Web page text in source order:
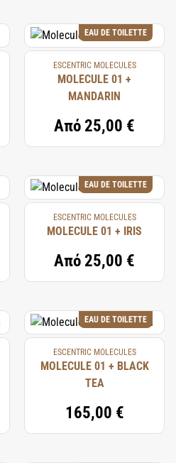
EAU DE TOILETTE
ESCENTRIC MOLECULES
MOLECULE 01 +
MANDARIN
Από25,00 €
EAU DE TOILETTE
ESCENTRIC MOLECULES
MOLECULE 01 + IRIS
Από25,00 €
EAU DE TOILETTE
ESCENTRIC MOLECULES
MOLECULE 01 + BLACK
TEA
165,00 €